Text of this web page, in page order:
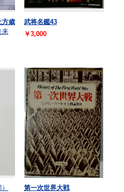
方歳
来
武将名鑑43
￥3,000
第一次世界大戦